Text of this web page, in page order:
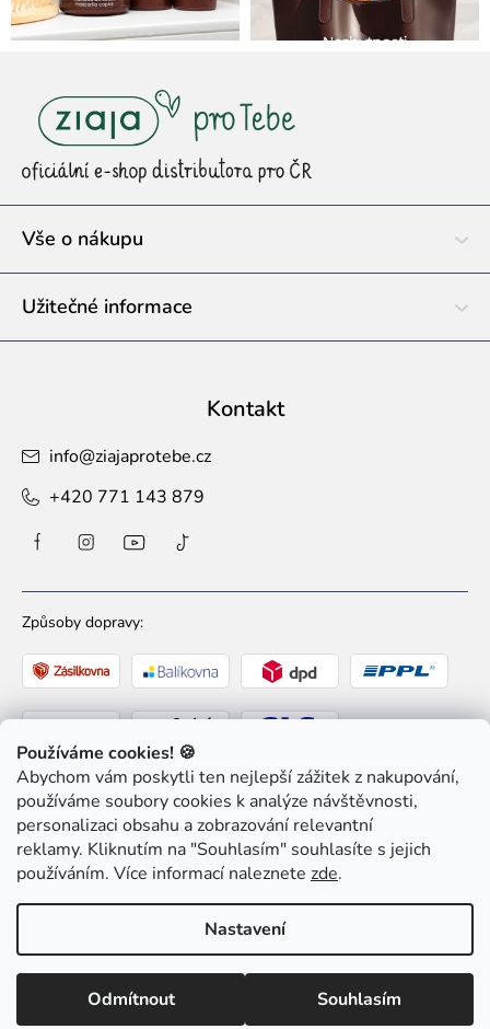
Používáme cookies! 🍪
Abychom vám poskytli ten nejlepší zážitek z nakupování,
používáme soubory cookies k analýze návštěvnosti,
personalizaci obsahu a zobrazování relevantní
reklamy. Kliknutím na "Souhlasím" souhlasíte s jejich
používáním. Více informací naleznete zde.
Nastavení
Odmítnout Souhlasím
t
Vše o nákupu
Užitečné informace
Kontakt
info@ziajaprotebe.cz
+420 771 143 879
Způsoby dopravy:
Způsoby platby:
| mime digital
Ziaja pro Tebe
vyhrazena.Upravit nastavení cookies